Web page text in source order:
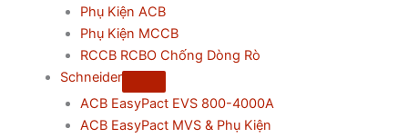
Phụ Kiện ACB
Phụ Kiện MCCB
RCCB RCBO Chống Dòng Rò
Schneider
ACB EasyPact EVS 800-4000A
ACB EasyPact MVS & Phụ Kiện